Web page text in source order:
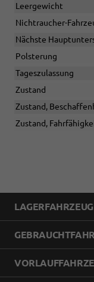
Leergewicht
Nichtraucher-
Nächste
Polsterung
Tageszulassung
Zustand
Zustand,
Zustand,